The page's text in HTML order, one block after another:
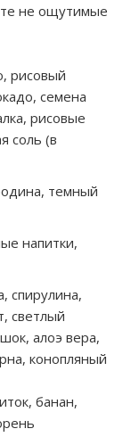
не ощутимые
рисовый
семена
рисовые
соль (в
темный
напитки,
спирулина,
светлый
алоэ вера,
конопляный
банан,